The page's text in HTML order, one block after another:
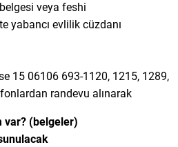
veya feshi
yabancı evlilik cüzdanı
15 06106 693-1120, 1215, 1289,
randevu alınarak
var? (belgeler)